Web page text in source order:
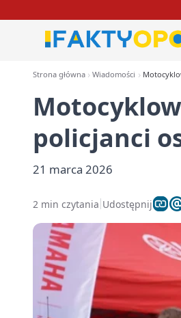
Strona główna Wiadomości
policjanci
21 marca 2026
2 min czytania Udostępnij